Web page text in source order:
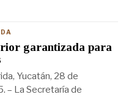
garantizada para
Yucatán, 28 de
– La Secretaría de